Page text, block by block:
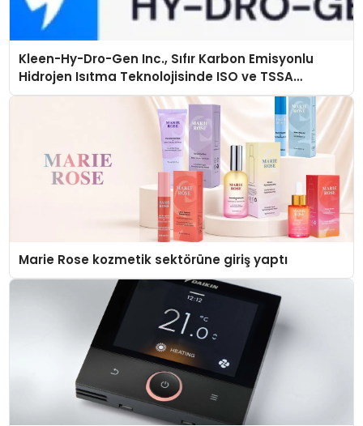
Kleen-Hy-Dro-Gen Inc., Sıfır Karbon Emisyonlu
Hidrojen Isıtma Teknolojisinde ISO ve TSSA
Düzenleyici Onaylarını Aldı
Marie Rose kozmetik sektörüne giriş yaptı